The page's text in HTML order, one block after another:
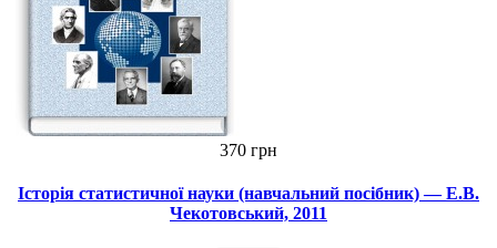
370 грн
Історія статистичної науки (навчальний посібник) — Е.В.
Чекотовський, 2011